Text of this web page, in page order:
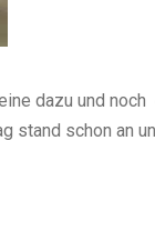
dazu und
stand schon an